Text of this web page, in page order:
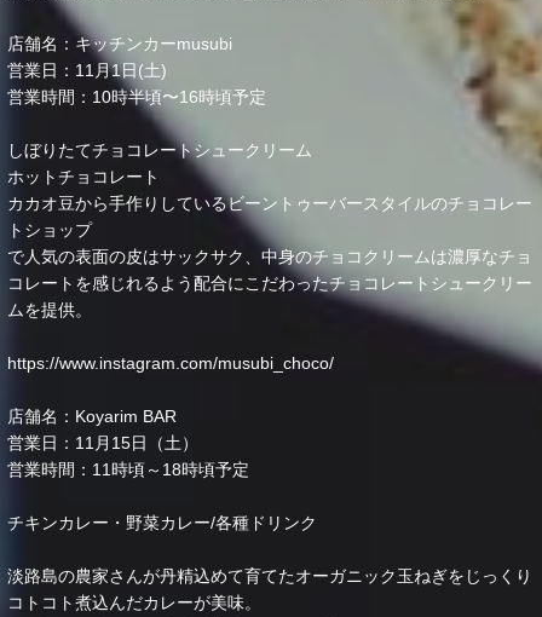
店舗名：キッチンカーmusubi
営業日：11月1日(土)
営業時間：10時半頃〜16時頃予定
しぼりたてチョコレートシュークリーム
ホットチョコレート
カカオ豆から手作りしているビーントゥーバースタイルのチョコレー
トショップ
で人気の表面の皮はサックサク、中身のチョコクリームは濃厚なチョ
コレートを感じれるよう配合にこだわったチョコレートシュークリー
ムを提供。
https://www.instagram.com/musubi_choco/
店舗名：Koyarim BAR
営業日：11月15日（土）
営業時間：11時頃～18時頃予定
チキンカレー・野菜カレー/各種ドリンク
淡路島の農家さんが丹精込めて育てたオーガニック玉ねぎをじっくり
コトコト煮込んだカレーが美味。